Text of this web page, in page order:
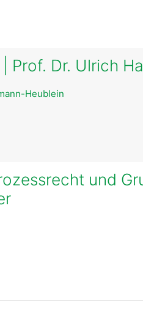
Prof. Dr. Ulrich
Heublein
und